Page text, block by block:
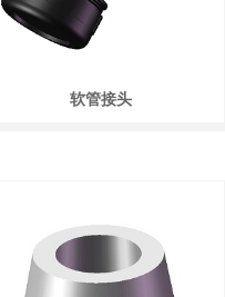
软管接头